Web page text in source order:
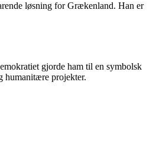
løsning for Grækenland. Han er
gjorde ham til en symbolsk
humanitære projekter.